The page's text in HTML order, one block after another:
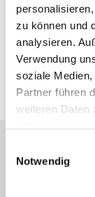
zu können und
analysieren.
Verwendung
soziale
Partner führen
weiteren Daten
Notwendig